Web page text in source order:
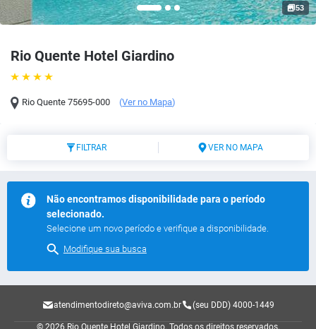
Rio Quente Hotel Giardino
Rio Quente 75695-000 (Ver no Mapa)
53
FILTRAR VER NO MAPA
Não encontramos disponibilidade para o período
selecionado.
Selecione um novo período e verifique a disponibilidade.
Modifique sua busca
atendimentodireto@aviva.com.br (seu DDD) 4000-1449
© 2026 Rio Quente Hotel Giardino. Todos os direitos reservados.